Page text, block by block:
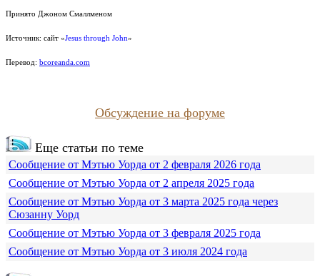
Принято Джоном Смаллменом
Источник: сайт «Jesus through John»
Перевод: bcoreanda.com
Обсуждение на форуме
Еще статьи по теме
Сообщение от Мэтью Уорда от 2 февраля 2026 года
Сообщение от Мэтью Уорда от 2 апреля 2025 года
Сообщение от Мэтью Уорда от 3 марта 2025 года через
Сюзанну Уорд
Сообщение от Мэтью Уорда от 3 февраля 2025 года
Сообщение от Мэтью Уорда от 3 июля 2024 года